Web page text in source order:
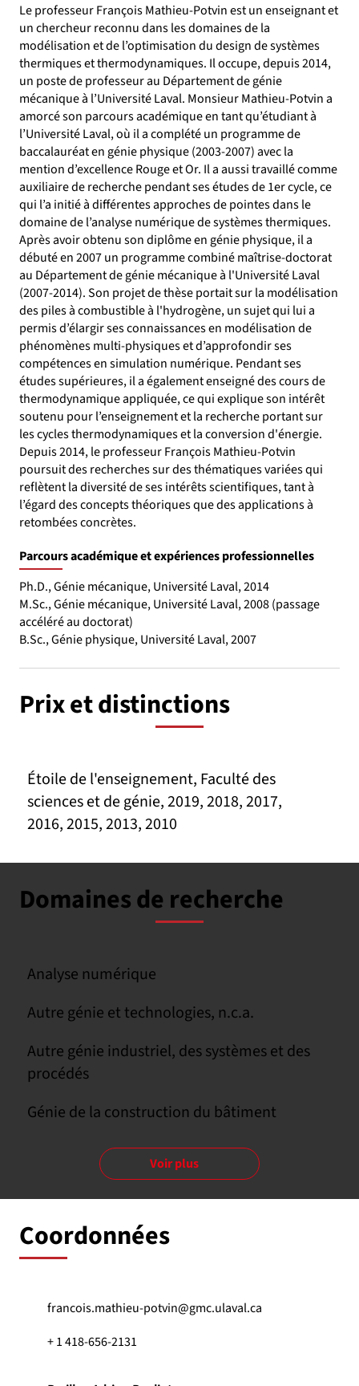
Le professeur François Mathieu-Potvin est un enseignant et
un chercheur reconnu dans les domaines de la
modélisation et de l’optimisation du design de systèmes
thermiques et thermodynamiques. Il occupe, depuis 2014,
un poste de professeur au Département de génie
mécanique à l’Université Laval. Monsieur Mathieu-Potvin a
amorcé son parcours académique en tant qu’étudiant à
l’Université Laval, où il a complété un programme de
baccalauréat en génie physique (2003-2007) avec la
mention d’excellence Rouge et Or. Il a aussi travaillé comme
auxiliaire de recherche pendant ses études de 1er cycle, ce
qui l’a initié à différentes approches de pointes dans le
domaine de l’analyse numérique de systèmes thermiques.
Après avoir obtenu son diplôme en génie physique, il a
débuté en 2007 un programme combiné maîtrise-doctorat
au Département de génie mécanique à l'Université Laval
(2007-2014). Son projet de thèse portait sur la modélisation
des piles à combustible à l'hydrogène, un sujet qui lui a
permis d’élargir ses connaissances en modélisation de
phénomènes multi-physiques et d’approfondir ses
compétences en simulation numérique. Pendant ses
études supérieures, il a également enseigné des cours de
thermodynamique appliquée, ce qui explique son intérêt
soutenu pour l’enseignement et la recherche portant sur
les cycles thermodynamiques et la conversion d'énergie.
Depuis 2014, le professeur François Mathieu-Potvin
poursuit des recherches sur des thématiques variées qui
reflètent la diversité de ses intérêts scientifiques, tant à
l’égard des concepts théoriques que des applications à
retombées concrètes.
Parcours académique et expériences professionnelles
Ph.D., Génie mécanique, Université Laval, 2014
M.Sc., Génie mécanique, Université Laval, 2008 (passage
accéléré au doctorat)
B.Sc., Génie physique, Université Laval, 2007
Prix et distinctions
Étoile de l'enseignement, Faculté des
sciences et de génie, 2019, 2018, 2017,
2016, 2015, 2013, 2010
Domaines de recherche
Analyse numérique
Autre génie et technologies, n.c.a.
Autre génie industriel, des systèmes et des
procédés
Génie de la construction du bâtiment
Voir plus
Coordonnées
francois.mathieu-potvin@gmc.ulaval.ca
+ 1 418-656-2131